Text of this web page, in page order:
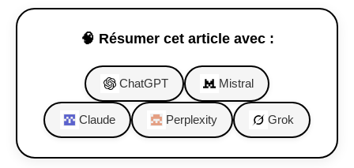
🧠 Résumer cet article avec :
ChatGPT Mistral
Claude Perplexity Grok